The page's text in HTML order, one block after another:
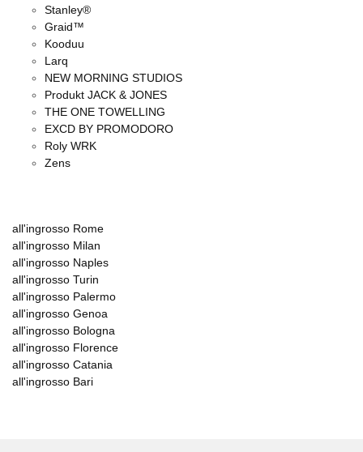
Stanley®
Graid™
Kooduu
Larq
NEW MORNING STUDIOS
Produkt JACK & JONES
THE ONE TOWELLING
EXCD BY PROMODORO
Roly WRK
Zens
all'ingrosso Rome
all'ingrosso Milan
all'ingrosso Naples
all'ingrosso Turin
all'ingrosso Palermo
all'ingrosso Genoa
all'ingrosso Bologna
all'ingrosso Florence
all'ingrosso Catania
all'ingrosso Bari